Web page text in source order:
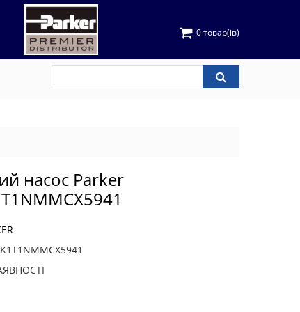
0 товар(ів)
насос Parker